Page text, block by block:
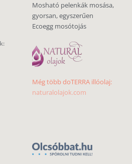
Mosható pelenkák mosása,
gyorsan, egyszerűen
Ecoegg mosótojás
Még több doTERRA illóolaj:
naturalolajok.com